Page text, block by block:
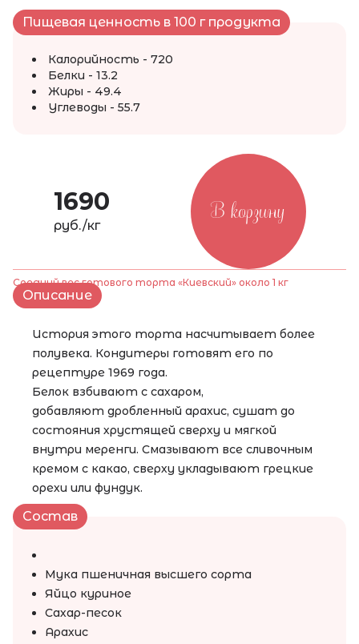
Пищевая ценность в 100 г продукта
Калорийность - 720
Белки - 13.2
Жиры - 49.4
Углеводы - 55.7
1690
руб./кг
В корзину
Средний вес готового торта «Киевский» около 1 кг
Описание
История этого торта насчитывает более
полувека. Кондитеры готовят его по
рецептуре 1969 года.
Белок взбивают с сахаром,
добавляют дробленный арахис, сушат до
состояния хрустящей сверху и мягкой
внутри меренги. Смазывают все сливочным
кремом с какао, сверху укладывают грецкие
орехи или фундук.
Состав
Мука пшеничная высшего сорта
Яйцо куриное
Сахар-песок
Арахис